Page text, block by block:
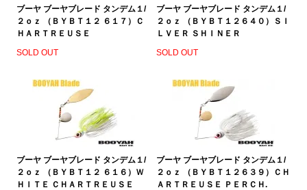
ブーヤ ブーヤブレード タンデム１/
２ｏｚ （ＢＹＢＴ１２ ６１７）Ｃ
ＨＡＲＴＲＥＵＳＥ
SOLD OUT
ブーヤ ブーヤブレード タンデム１/
２ｏｚ （ＢＹＢＴ１２６４０）ＳＩ
ＬＶＥＲ ＳＨＩＮＥＲ
SOLD OUT
ブーヤ ブーヤブレード タンデム１/
２ｏｚ （ＢＹＢＴ１２ ６１６）Ｗ
ＨＩＴＥ ＣＨＡＲＴＲＥＵＳＥ
ブーヤ ブーヤブレード タンデム１/
２ｏｚ （ＢＹＢＴ１２６３９）ＣＨ
ＡＲＴＲＥＵＳＥ ＰＥＲＣＨ.